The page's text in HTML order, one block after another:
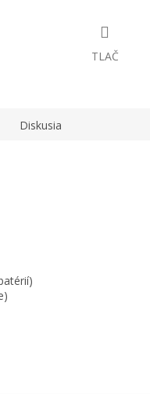
TLAČ
Diskusia